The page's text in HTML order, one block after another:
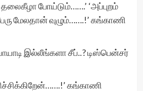
தலைகீழா போய்டும்…….’ ‘அப்புறம்
மேலதான் வுழும்…….!’ கங்காணி
இல்லீங்களா சீப்..? டிஸ்பென்சர்
கங்காணி